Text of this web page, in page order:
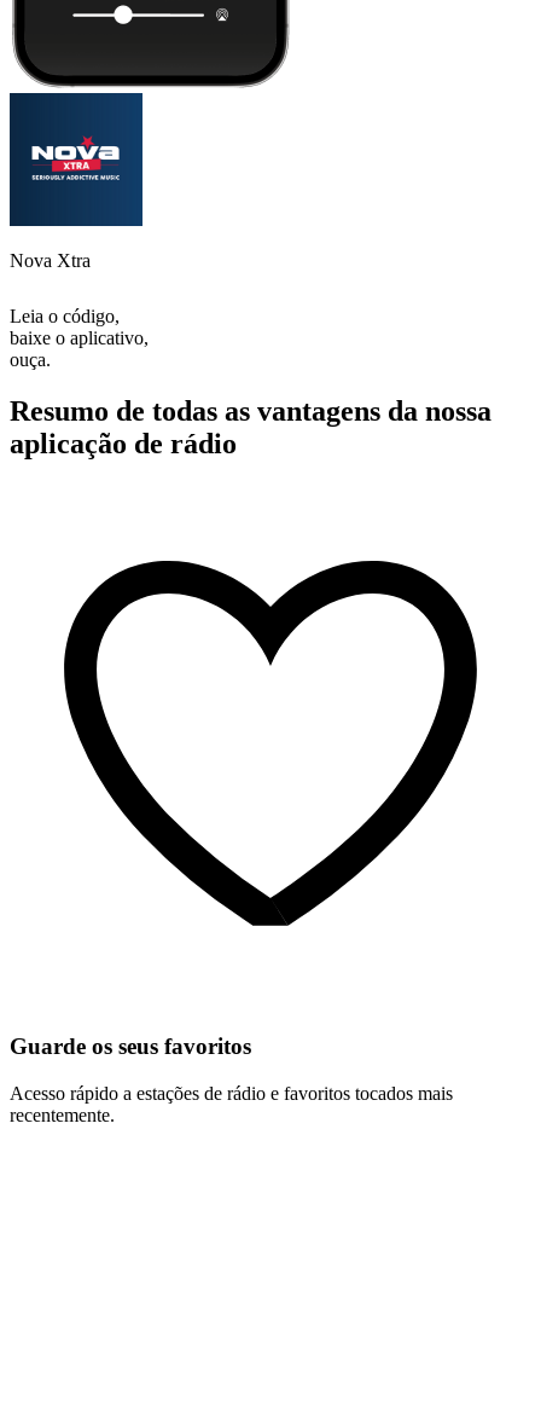
Nova Xtra
Leia o código,
baixe o aplicativo,
ouça.
Resumo de todas as vantagens da nossa
aplicação de rádio
Guarde os seus favoritos
Acesso rápido a estações de rádio e favoritos tocados mais
recentemente.